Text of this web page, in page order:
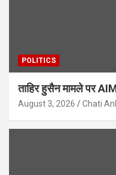
POLITICS
ताहिर हुसैन मामले पर
August 3, 2026 Chati